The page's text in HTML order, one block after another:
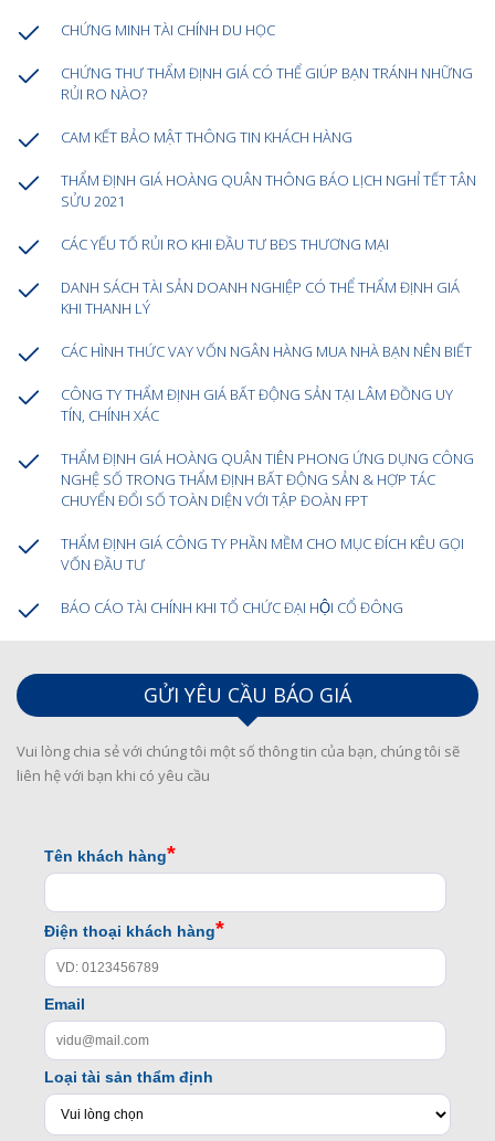
CHỨNG MINH TÀI CHÍNH DU HỌC
CHỨNG THƯ THẨM ĐỊNH GIÁ CÓ THỂ GIÚP BẠN TRÁNH NHỮNG
RỦI RO NÀO?
CAM KẾT BẢO MẬT THÔNG TIN KHÁCH HÀNG
THẨM ĐỊNH GIÁ HOÀNG QUÂN THÔNG BÁO LỊCH NGHỈ TẾT TÂN
SỬU 2021
CÁC YẾU TỐ RỦI RO KHI ĐẦU TƯ BĐS THƯƠNG MẠI
DANH SÁCH TÀI SẢN DOANH NGHIỆP CÓ THỂ THẨM ĐỊNH GIÁ
KHI THANH LÝ
CÁC HÌNH THỨC VAY VỐN NGÂN HÀNG MUA NHÀ BẠN NÊN BIẾT
CÔNG TY THẨM ĐỊNH GIÁ BẤT ĐỘNG SẢN TẠI LÂM ĐỒNG UY
TÍN, CHÍNH XÁC
THẨM ĐỊNH GIÁ HOÀNG QUÂN TIÊN PHONG ỨNG DỤNG CÔNG
NGHỆ SỐ TRONG THẨM ĐỊNH BẤT ĐỘNG SẢN & HỢP TÁC
CHUYỂN ĐỔI SỐ TOÀN DIỆN VỚI TẬP ĐOÀN FPT
THẨM ĐỊNH GIÁ CÔNG TY PHẦN MỀM CHO MỤC ĐÍCH KÊU GỌI
VỐN ĐẦU TƯ
BÁO CÁO TÀI CHÍNH KHI TỔ CHỨC ĐẠI HỘI CỔ ĐÔNG
GỬI YÊU CẦU BÁO GIÁ
Vui lòng chia sẻ với chúng tôi một số thông tin của bạn, chúng tôi sẽ
liên hệ với bạn khi có yêu cầu